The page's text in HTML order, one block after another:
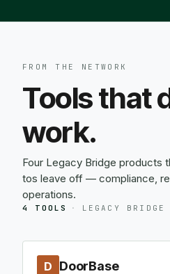
FROM THE NETWORK
Tools that
work.
Four Legacy Bridge products
tos leave off — compliance,
operations.
4 TOOLS · LEGACY BRIDGE
D DoorBase